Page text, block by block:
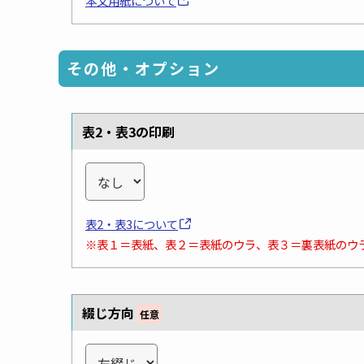
その他・オプション
表2・表3の印刷
表2・表3について
※表１＝表紙、表２＝表紙のウラ、表３＝裏表紙のウ
綴じ方向 任意